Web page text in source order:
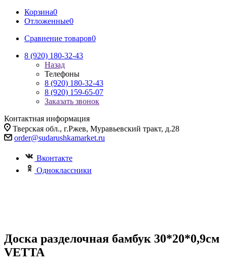
Корзина0
Отложенные0
Сравнение товаров0
8 (920) 180-32-43
Назад
Телефоны
8 (920) 180-32-43
8 (920) 159-65-07
Заказать звонок
Контактная информация
Тверская обл., г.Ржев, Муравьевский тракт, д.28
order@sudarushkamarket.ru
Вконтакте
Одноклассники
Доска разделочная бамбук 30*20*0,9см
VETTA